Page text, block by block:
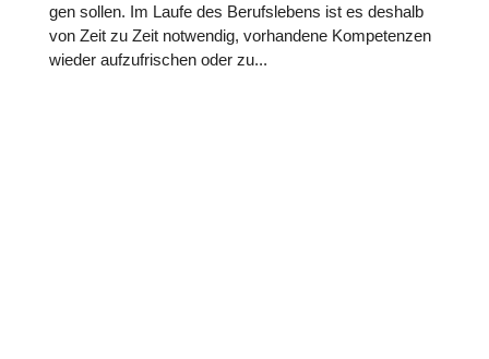
gen sollen. Im Laufe des Berufs­le­bens ist es deshalb
von Zeit zu Zeit not­wen­dig, vor­han­dene Kom­pe­ten­zen
wieder auf­zu­fri­schen oder zu...